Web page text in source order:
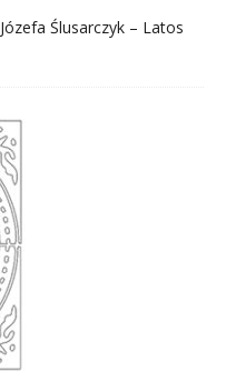
Józefa Ślusarczyk – Latos